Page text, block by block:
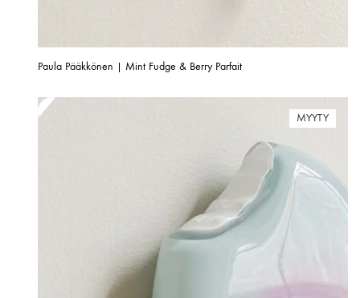
Paula Pääkkönen | Mint Fudge & Berry Parfait
MYYTY